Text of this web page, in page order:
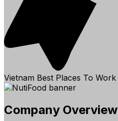
Vietnam Best Places To Work
Company Overview